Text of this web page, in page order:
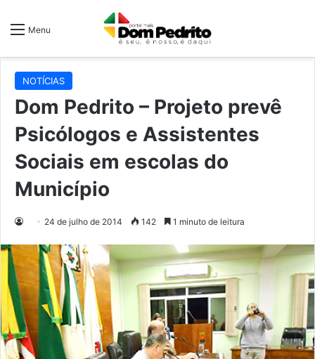
Menu
NOTÍCIAS
Dom Pedrito – Projeto prevê
Psicólogos e Assistentes
Sociais em escolas do
Município
24 de julho de 2014 142 1 minuto de leitura